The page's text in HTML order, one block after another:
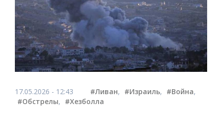
17.05.2026 - 12:43 #Ливан, #Израиль, #Война,
#Обстрелы, #Хезболла